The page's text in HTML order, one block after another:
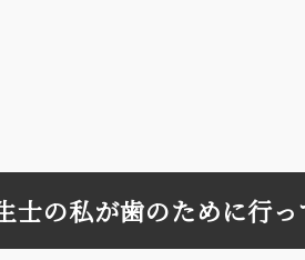
士の私が歯のために行っ